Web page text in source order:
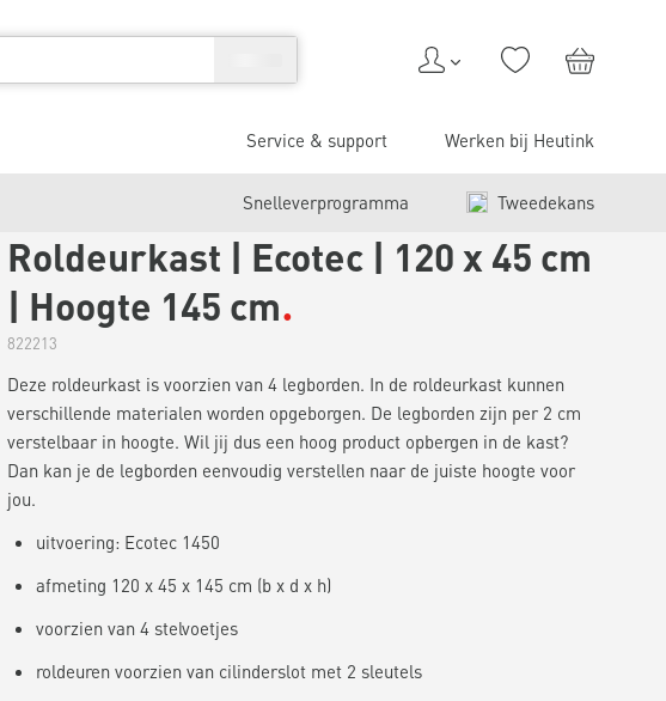
Service & support Werken bij Heutink
Snelleverprogramma Tweedekans
Roldeurkast | Ecotec | 120 x 45 cm
| Hoogte 145 cm
822213
Deze roldeurkast is voorzien van 4 legborden. In de roldeurkast kunnen
verschillende materialen worden opgeborgen. De legborden zijn per 2 cm
verstelbaar in hoogte. Wil jij dus een hoog product opbergen in de kast?
Dan kan je de legborden eenvoudig verstellen naar de juiste hoogte voor
jou.
uitvoering: Ecotec 1450
afmeting 120 x 45 x 145 cm (b x d x h)
voorzien van 4 stelvoetjes
roldeuren voorzien van cilinderslot met 2 sleutels